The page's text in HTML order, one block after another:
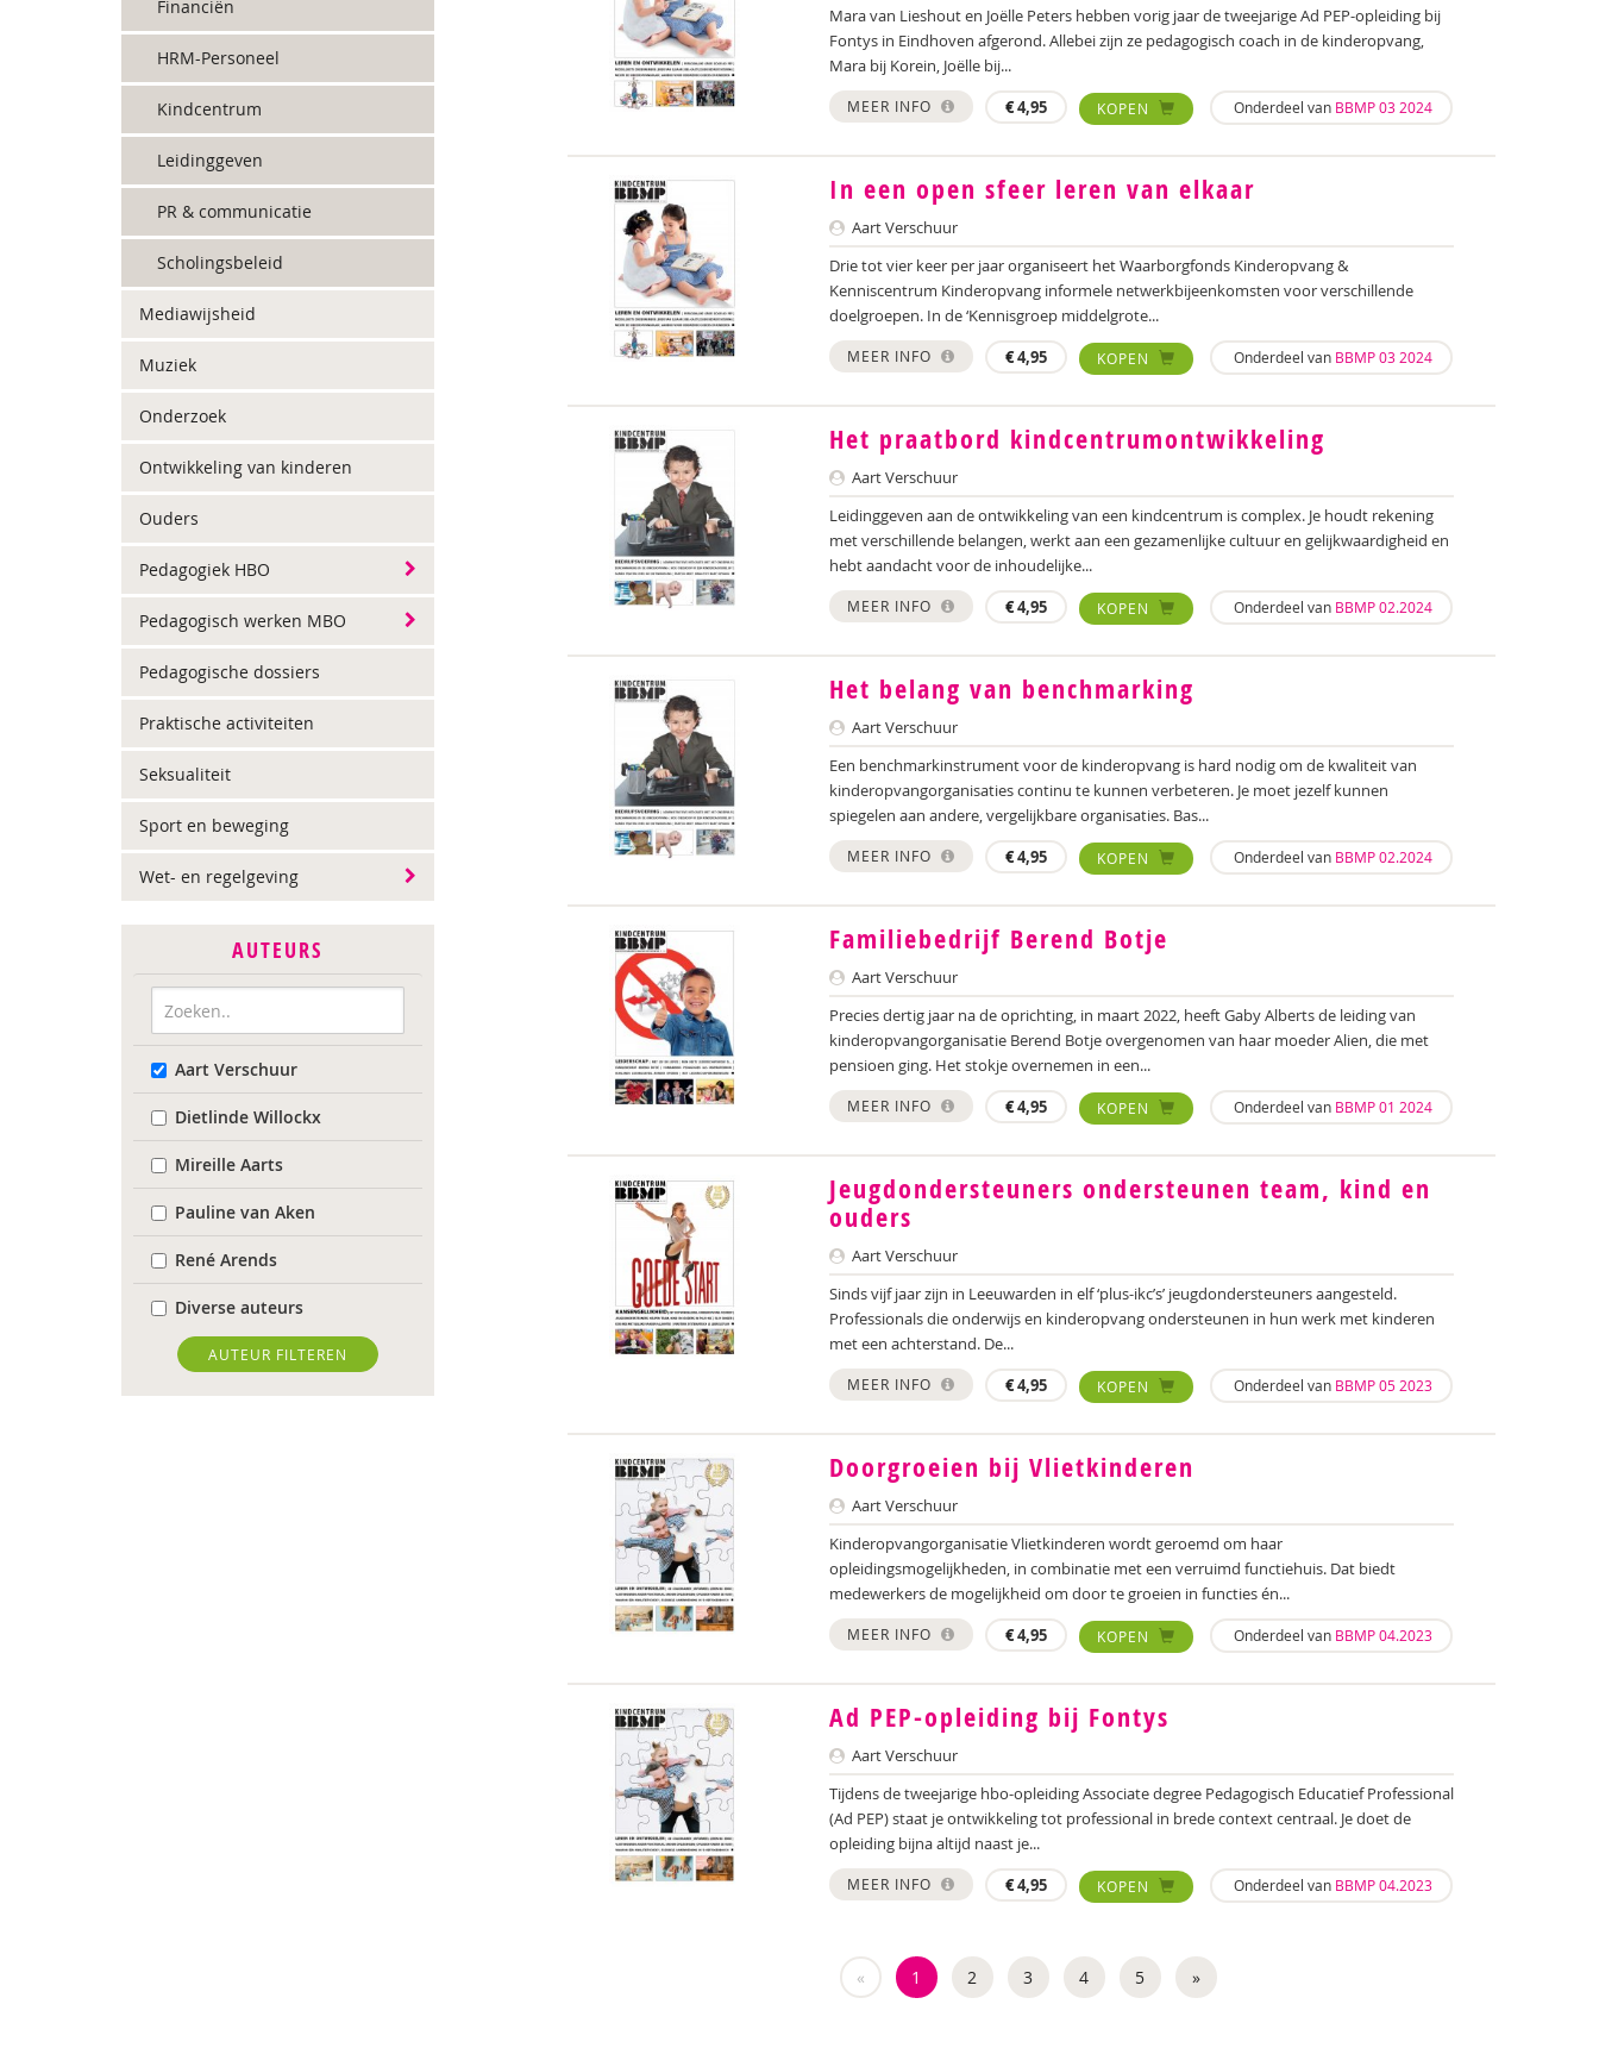
Financiën
HRM-Personeel
Kindcentrum
Leidinggeven
PR & communicatie
Scholingsbeleid
Mediawijsheid
Muziek
Onderzoek
Ontwikkeling van kinderen
Ouders
Pedagogiek HBO
Pedagogisch werken MBO
Pedagogische dossiers
Praktische activiteiten
Seksualiteit
Sport en beweging
Wet- en regelgeving
AUTEURS
Aart Verschuur
Dietlinde Willockx
Mireille Aarts
Pauline van Aken
René Arends
Diverse auteurs
Roli Ayutsede
Rosalie Baan
AUTEUR FILTEREN
Mara van Lieshout en Joëlle Peters hebben vorig jaar de tweejarige Ad PEP-opleiding bij
Fontys in Eindhoven afgerond. Allebei zijn ze pedagogisch coach in de kinderopvang,
Mara bij Korein, Joëlle bij...
MEER INFO €4,95 KOPEN Onderdeel van BBMP 03 2024
In een open sfeer leren van elkaar
Aart Verschuur
Drie tot vier keer per jaar organiseert het Waarborgfonds Kinderopvang &
Kenniscentrum Kinderopvang informele netwerkbijeenkomsten voor verschillende
doelgroepen. In de ‘Kennisgroep middelgrote...
MEER INFO €4,95 KOPEN Onderdeel van BBMP 03 2024
Het praatbord kindcentrumontwikkeling
Aart Verschuur
Leidinggeven aan de ontwikkeling van een kindcentrum is complex. Je houdt rekening
met verschillende belangen, werkt aan een gezamenlijke cultuur en gelijkwaardigheid en
hebt aandacht voor de inhoudelijke...
MEER INFO €4,95 KOPEN Onderdeel van BBMP 02.2024
Het belang van benchmarking
Aart Verschuur
Een benchmarkinstrument voor de kinderopvang is hard nodig om de kwaliteit van
kinderopvangorganisaties continu te kunnen verbeteren. Je moet jezelf kunnen
spiegelen aan andere, vergelijkbare organisaties. Bas...
MEER INFO €4,95 KOPEN Onderdeel van BBMP 02.2024
Familiebedrijf Berend Botje
Aart Verschuur
Precies dertig jaar na de oprichting, in maart 2022, heeft Gaby Alberts de leiding van
kinderopvangorganisatie Berend Botje overgenomen van haar moeder Alien, die met
pensioen ging. Het stokje overnemen in een...
MEER INFO €4,95 KOPEN Onderdeel van BBMP 01 2024
Jeugdondersteuners ondersteunen team, kind en
ouders
Aart Verschuur
Sinds vijf jaar zijn in Leeuwarden in elf ‘plus-ikc’s’ jeugdondersteuners aangesteld.
Professionals die onderwijs en kinderopvang ondersteunen in hun werk met kinderen
met een achterstand. De...
MEER INFO €4,95 KOPEN Onderdeel van BBMP 05 2023
Doorgroeien bij Vlietkinderen
Aart Verschuur
Kinderopvangorganisatie Vlietkinderen wordt geroemd om haar
opleidingsmogelijkheden, in combinatie met een verruimd functiehuis. Dat biedt
medewerkers de mogelijkheid om door te groeien in functies én...
MEER INFO €4,95 KOPEN Onderdeel van BBMP 04.2023
Ad PEP-opleiding bij Fontys
Aart Verschuur
Tijdens de tweejarige hbo-opleiding Associate degree Pedagogisch Educatief Professional
(Ad PEP) staat je ontwikkeling tot professional in brede context centraal. Je doet de
opleiding bijna altijd naast je...
MEER INFO €4,95 KOPEN Onderdeel van BBMP 04.2023
« 1 2 3 4 5 »